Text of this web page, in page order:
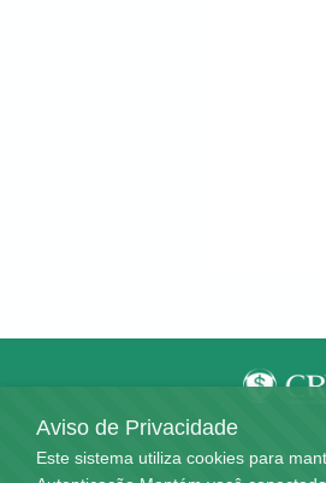
Aviso de Privacidade
Este sistema utiliza cookies para